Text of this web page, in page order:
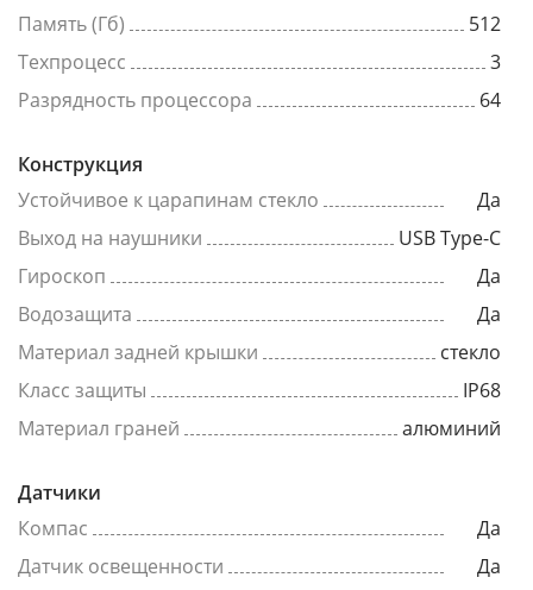
Память (Гб)
512
Техпроцесс
3
Разрядность процессора
64
Конструкция
Устойчивое к царапинам стекло
Да
Выход на наушники
USB Type-C
Гироскоп
Да
Водозащита
Да
Материал задней крышки
стекло
Класс защиты
IP68
Материал граней
алюминий
Датчики
Компас
Да
Датчик освещенности
Да